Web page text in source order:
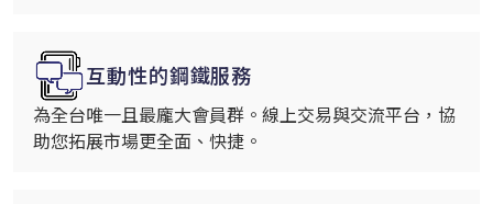
互動性的鋼鐵服務
為全台唯一且最龐大會員群。線上交易與交流平台，協
助您拓展市場更全面、快捷。